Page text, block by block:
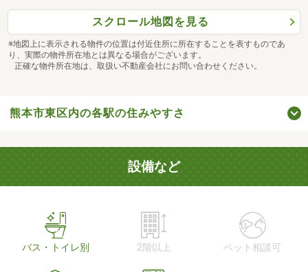
スクロール地図を見る
※地図上に表示される物件の位置は付近住所に所在することを表すものであ
り、実際の物件所在地とは異なる場合がございます。
正確な物件所在地は、取扱い不動産会社にお問い合わせください。
熊本市東区内の各駅の住みやすさ
設備など
バス・トイレ別 2階以上 ペット相談可